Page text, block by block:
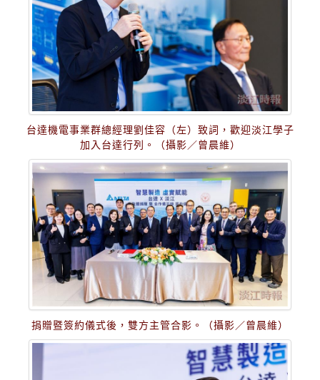
台達機電事業群總經理劉佳容（左）致詞，歡迎淡江學子
加入台達行列。（攝影／曾晨維）
捐贈暨簽約儀式後，雙方主管合影。（攝影／曾晨維）